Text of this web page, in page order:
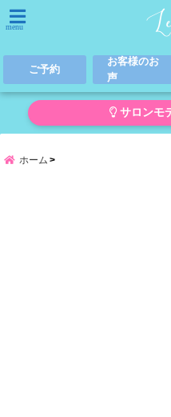
menu
ご予約
お客様のお
声
サロンモ
ホーム